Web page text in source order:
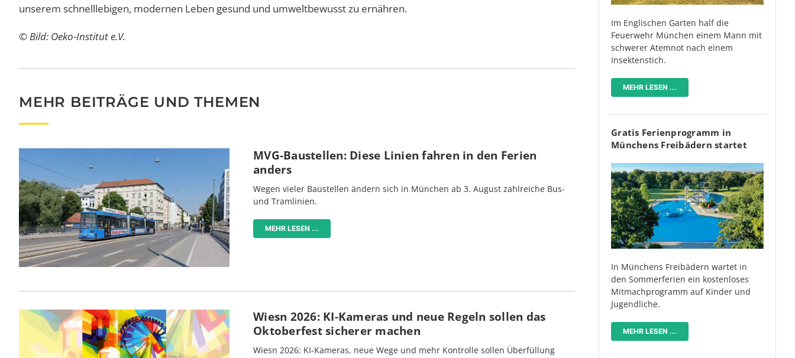
unserem schnelllebigen, modernen Leben gesund und umweltbewusst zu ernähren.
© Bild: Oeko-Institut e.V.
MEHR BEITRÄGE UND THEMEN
MVG-Baustellen: Diese Linien fahren in den Ferien
anders
Wegen vieler Baustellen ändern sich in München ab 3. August zahlreiche Bus-
und Tramlinien.
MEHR LESEN ...
Wiesn 2026: KI-Kameras und neue Regeln sollen das
Oktoberfest sicherer machen
Wiesn 2026: KI-Kameras, neue Wege und mehr Kontrolle sollen Überfüllung
Im Englischen Garten half die
Feuerwehr München einem Mann mit
schwerer Atemnot nach einem
Insektenstich.
MEHR LESEN ...
Gratis Ferienprogramm in
Münchens Freibädern startet
In Münchens Freibädern wartet in
den Sommerferien ein kostenloses
Mitmachprogramm auf Kinder und
Jugendliche.
MEHR LESEN ...